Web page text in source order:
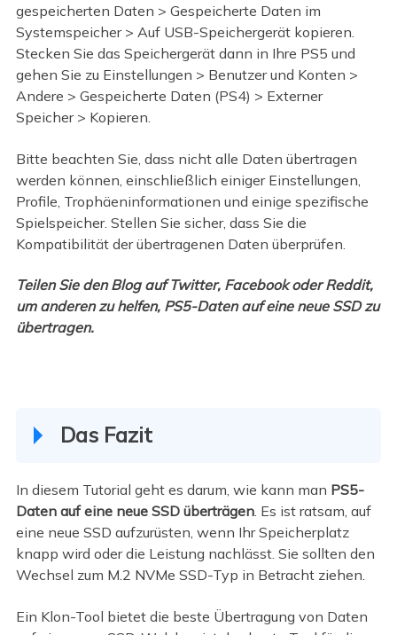
gespeicherten Daten > Gespeicherte Daten im
Systemspeicher > Auf USB-Speichergerät kopieren.
Stecken Sie das Speichergerät dann in Ihre PS5 und
gehen Sie zu Einstellungen > Benutzer und Konten >
Andere > Gespeicherte Daten (PS4) > Externer
Speicher > Kopieren.
Bitte beachten Sie, dass nicht alle Daten übertragen
werden können, einschließlich einiger Einstellungen,
Profile, Trophäeninformationen und einige spezifische
Spielspeicher. Stellen Sie sicher, dass Sie die
Kompatibilität der übertragenen Daten überprüfen.
Teilen Sie den Blog auf Twitter, Facebook oder Reddit,
um anderen zu helfen, PS5-Daten auf eine neue SSD zu
übertragen.
Das Fazit
In diesem Tutorial geht es darum, wie kann man PS5-
Daten auf eine neue SSD überträgen. Es ist ratsam, auf
eine neue SSD aufzurüsten, wenn Ihr Speicherplatz
knapp wird oder die Leistung nachlässt. Sie sollten den
Wechsel zum M.2 NVMe SSD-Typ in Betracht ziehen.
Ein Klon-Tool bietet die beste Übertragung von Daten